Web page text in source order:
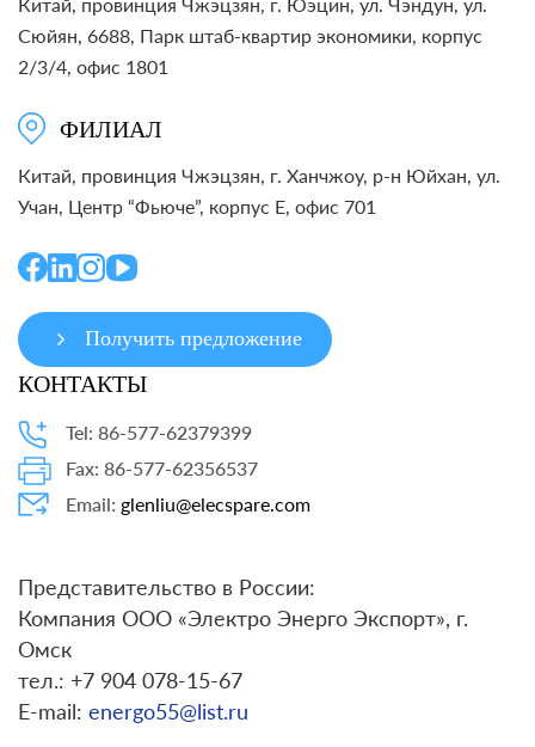
Сюйян, 6688, Парк штаб-квартир экономики, корпус
2/3/4, офис 1801
ФИЛИАЛ
Китай, провинция Чжэцзян, г. Ханчжоу, р-н Юйхан, ул.
Учан, Центр “Фьюче”, корпус E, офис 701
Получить предложение
КОНТАКТЫ
Tel: 86-577-62379399
Fax: 86-577-62356537
Email: glenliu@elecspare.com
Представительство в России:
Компания ООО «Электро Энерго Экспорт», г.
Омск
тел.: +7 904 078-15-67
E-mail: energo55@list.ru